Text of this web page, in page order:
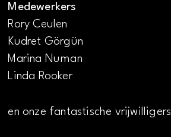
Medewerkers
Rory Ceulen
Kudret Görgün
Marina Numan
Linda Rooker
en onze fantastische